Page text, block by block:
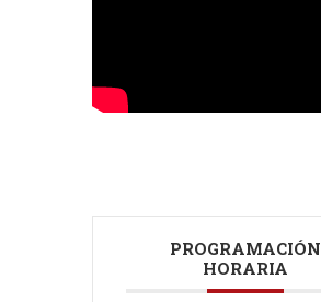
PROGRAMACIÓN
HORARIA